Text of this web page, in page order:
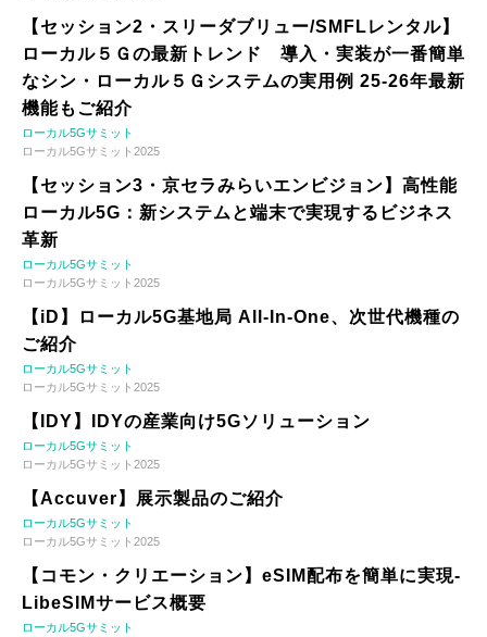
【セッション2・スリーダブリュー/SMFLレンタル】
ローカル５Ｇの最新トレンド 導入・実装が一番簡単
なシン・ローカル５Ｇシステムの実用例 25-26年最新
機能もご紹介
ローカル5Gサミット
ローカル5Gサミット2025
【セッション3・京セラみらいエンビジョン】高性能
ローカル5G：新システムと端末で実現するビジネス
革新
ローカル5Gサミット
ローカル5Gサミット2025
【iD】ローカル5G基地局 All-In-One、次世代機種の
ご紹介
ローカル5Gサミット
ローカル5Gサミット2025
【IDY】IDYの産業向け5Gソリューション
ローカル5Gサミット
ローカル5Gサミット2025
【Accuver】展示製品のご紹介
ローカル5Gサミット
ローカル5Gサミット2025
【コモン・クリエーション】eSIM配布を簡単に実現-
LibeSIMサービス概要
ローカル5Gサミット